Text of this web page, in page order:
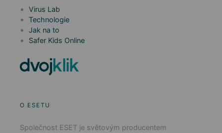
Virus Lab
Technologie
Jak na to
Safer Kids Online
O ESETU
Společnost ESET je světovým producentem